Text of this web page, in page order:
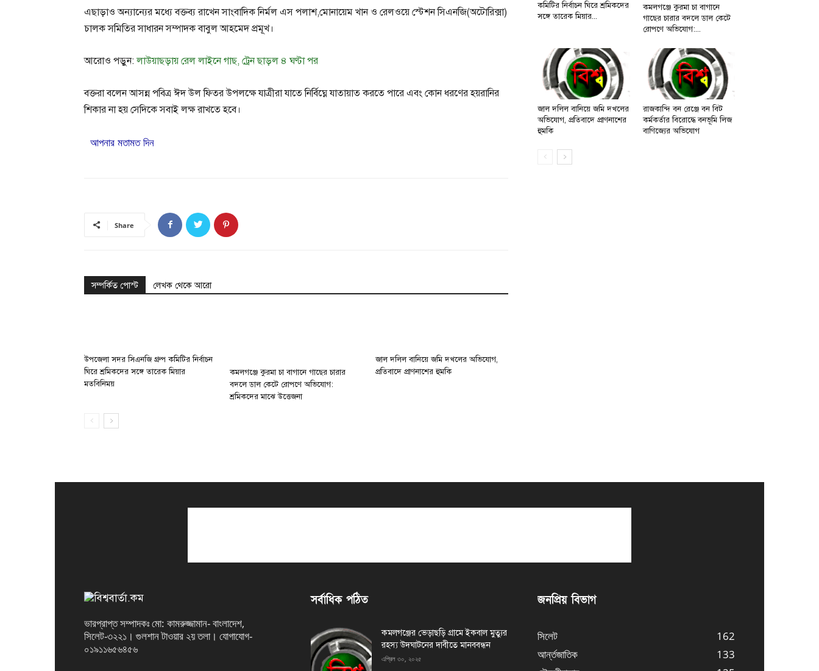
এছাড়াও অন্যান্যের মধ্যে বক্তব্য রাখেন সাংবাদিক নির্মল এস পলাশ,মোনায়েম খান ও রেলওয়ে স্টেশন সিএনজি(অটোরিক্সা)
চালক সমিতির সাধারন সম্পাদক বাবুল আহমেদ প্রমূখ।
আরোও পড়ুন:লাউয়াছড়ায় রেল লাইনে গাছ, ট্রেন ছাড়ল ৪ ঘণ্টা পর
বক্তরা বলেন আসন্ন পবিত্র ঈদ উল ফিতর উপলক্ষে যাত্রীরা যাতে নির্বিঘ্নে যাতায়াত করতে পারে এবং কোন ধরণের হয়রানির
শিকার না হয় সেদিকে সবাই লক্ষ রাখতে হবে।
আপনার মতামত দিন
Share
সম্পর্কিত পোস্ট লেখক থেকে আরো
উপজেলা সদর সিএনজি গ্রুপ কমিটির নির্বাচন
ঘিরে শ্রমিকদের সঙ্গে তারেক মিয়ার
মতবিনিময়
কমলগঞ্জে কুরমা চা বাগানে গাছের চারার
বদলে ডাল কেটে রোপণে অভিযোগ:
শ্রমিকদের মাঝে উত্তেজনা
জাল দলিল বানিয়ে জমি দখলের অভিযোগ,
প্রতিবাদে প্রাণনাশের হুমকি
কমিটির নির্বাচন ঘিরে শ্রমিকদের
সঙ্গে তারেক মিয়ার...
কমলগঞ্জে কুরমা চা বাগানে
গাছের চারার বদলে ডাল কেটে
রোপণে অভিযোগ:...
জাল দলিল বানিয়ে জমি দখলের
অভিযোগ, প্রতিবাদে প্রাণনাশের
হুমকি
রাজকান্দি বন রেঞ্জে বন বিট
কর্মকর্তার বিরোদ্ধে বনভূমি লিজ
বাণিজ্যের অভিযোগ
ভারপ্রাপ্ত সম্পাদকঃ মো: কামরুজ্জামান- বাংলাদেশ,
সিলেট-৩২২১। গুলশান টাওয়ার ২য় তলা। যোগাযোগ-
০১৯১১৬৫৬৪৫৬
সর্বাধিক পঠিত
কমলগঞ্জের ভেড়াছড়ি গ্রামে ইকবাল মুত্যুর
রহস্য উদঘাটনের দাবীতে মানববন্ধন
এপ্রিল ৩০, ২০২৫
জনপ্রিয় বিভাগ
সিলেট
162
আর্ন্তজাতিক
133